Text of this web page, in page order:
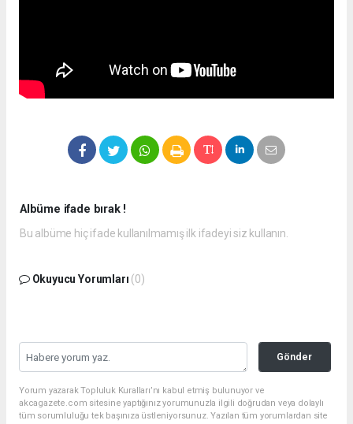
Albüme ifade bırak !
Bu albüme hiç ifade kullanılmamış ilk ifadeyi siz kullanın.
Okuyucu Yorumları (0)
Gönder
Yorum yazarak Topluluk Kuralları’nı kabul etmiş bulunuyor ve
akcagazete.com sitesine yaptığınız yorumunuzla ilgili doğrudan veya dolaylı
tüm sorumluluğu tek başınıza üstleniyorsunuz. Yazılan tüm yorumlardan site